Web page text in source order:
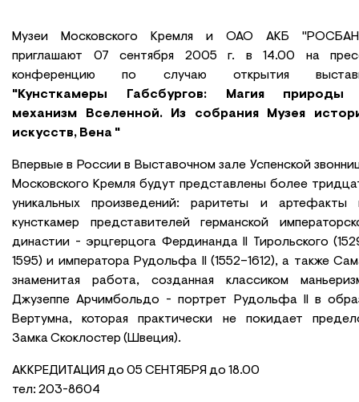
Музеи Московского Кремля и ОАО АКБ
приглашают 07 сентября 2005 г. в 14.00 на
конференцию по случаю открытия
"Кунсткамеры Габсбургов: Магия природы
механизм Вселенной. Из собрания Музея
искусств, Вена "
Впервые в России в Выставочном зале Успенской
Московского Кремля будут представлены более
уникальных произведений: раритеты и артефакты
кунсткамер представителей германской
династии - эрцгерцога Фердинанда II Тирольского
1595) и императора Рудольфа II (1552–1612), а также
знаменитая работа, созданная классиком
Джузеппе Арчимбольдо - портрет Рудольфа II в
Вертумна, которая практически не покидает
Замка Скоклостер (Швеция).
АККРЕДИТАЦИЯ до 05 СЕНТЯБРЯ до 18.00
тел: 203-8604